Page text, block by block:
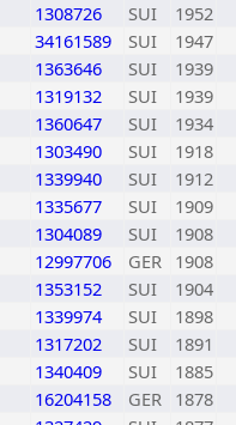
1308726 SUI
1952
34161589 SUI
1947
1363646 SUI
1939
1319132 SUI
1939
1360647 SUI
1934
1303490 SUI
1918
1339940 SUI
1912
1335677 SUI
1909
1304089 SUI
1908
12997706 GER 1908
1353152 SUI
1904
1339974 SUI
1898
1317202 SUI
1891
1340409 SUI
1885
16204158 GER 1878